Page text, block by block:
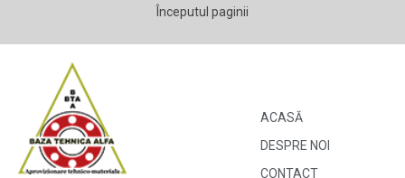
Începutul paginii
ACASĂ
DESPRE NOI
CONTACT